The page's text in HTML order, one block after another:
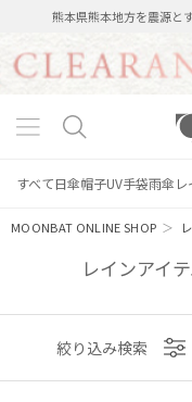
熊本県熊本地方を震源と
すべて日傘帽子UV手袋雨傘
MOONBAT ONLINE SHOP ＞
レインアイ
絞り込み
表示絞り込み検索